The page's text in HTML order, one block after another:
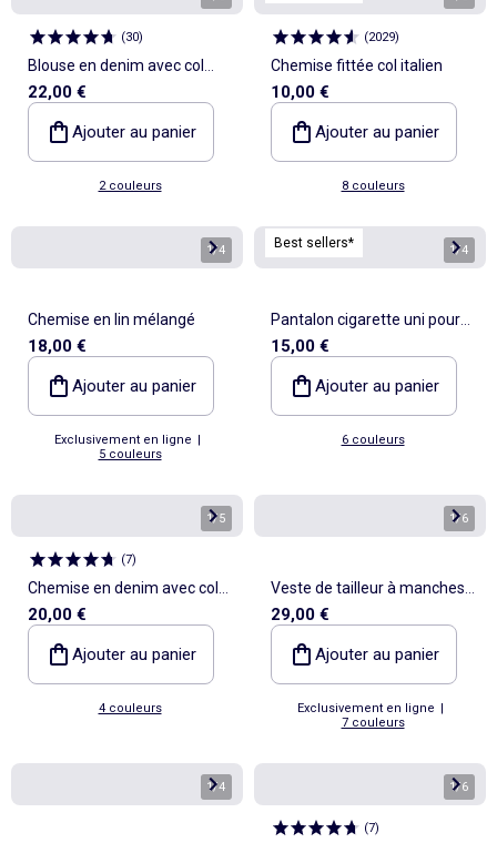
(30)
Blouse en denim avec col
volanté
22,00 €
Ajouter au panier
2 couleurs
(2029)
Chemise fittée col italien
10,00 €
Ajouter au panier
8 couleurs
1/4
Chemise en lin mélangé
18,00 €
Ajouter au panier
Exclusivement en ligne |
5 couleurs
Best sellers* 1/4
Pantalon cigarette uni pour
femme
15,00 €
Ajouter au panier
6 couleurs
1/5
(7)
Chemise en denim avec col
lavallière
20,00 €
Ajouter au panier
4 couleurs
1/6
Veste de tailleur à manches
longues
29,00 €
Ajouter au panier
Exclusivement en ligne |
7 couleurs
1/4 1/6
(7)